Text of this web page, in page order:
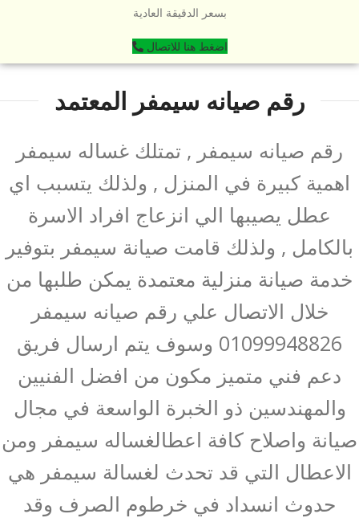
بسعر الدقيقة العادية
اضغط هنا للاتصال
رقم صيانه سيمفر المعتمد
رقم صيانه سيمفر , تمتلك غساله سيمفر
اهمية كبيرة في المنزل , ولذلك يتسبب اي
عطل يصيبها الي انزعاج افراد الاسرة
بالكامل , ولذلك قامت صيانة سيمفر بتوفير
خدمة صيانة منزلية معتمدة يمكن طلبها من
خلال الاتصال علي رقم صيانه سيمفر
01099948826 وسوف يتم ارسال فريق
دعم فني متميز مكون من افضل الفنيين
والمهندسين ذو الخبرة الواسعة في مجال
صيانة واصلاح كافة اعطالغساله سيمفر ومن
الاعطال التي قد تحدث لغسالة سيمفر هي
حدوث انسداد في خرطوم الصرف وقد